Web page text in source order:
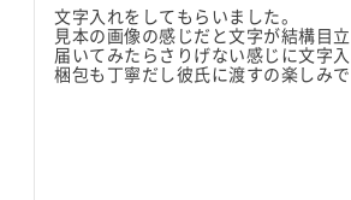
文字入れをしてもらいました。
見本の画像の感じだと文字が結構目
届いてみたらさりげない感じに文字
梱包も丁寧だし彼氏に渡すの楽しみで